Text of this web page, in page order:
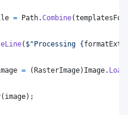
= Path.Combine(
( $"Processing {formatExt
= (RasterImage) Image. Load
( image) ;